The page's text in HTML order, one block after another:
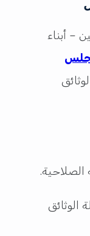
– أبناء
الصلاحية.
الوثائق